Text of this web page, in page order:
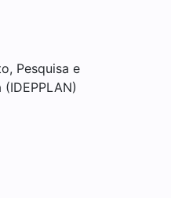
Pesquisa e